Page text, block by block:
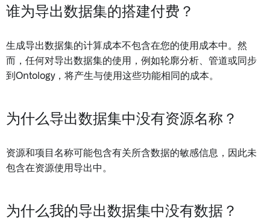
谁为导出数据集的搭建付费？
生成导出数据集的计算成本不包含在您的使用成本中。然
而，任何对导出数据集的使用，例如轮廓分析、管道或同步
到Ontology，将产生与使用这些功能相同的成本。
为什么导出数据集中没有资源名称？
资源和项目名称可能包含有关所含数据的敏感信息，因此未
包含在资源使用导出中。
为什么我的导出数据集中没有数据？